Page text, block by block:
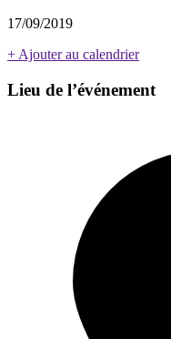
17/09/2019
+ Ajouter au calendrier
Lieu de l’événement